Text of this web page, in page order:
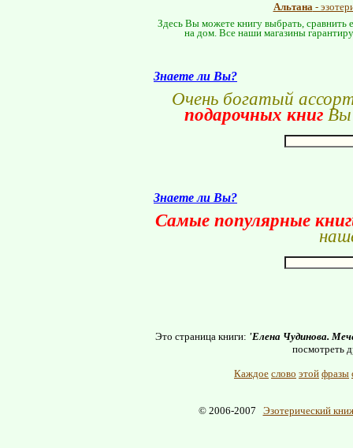
Альтана-
Здесь Вы можете книгу выбрать, сравнить
на дом. Все наши магазины
Знаете ли Вы?
Очень богатый
подарочных книгВы
Знаете ли Вы?
Самые популярные
Это страница книги: 'Елена Чудинова.
посмотреть
Каждое слово этой фразы
© 2006-2007 Эзотерический